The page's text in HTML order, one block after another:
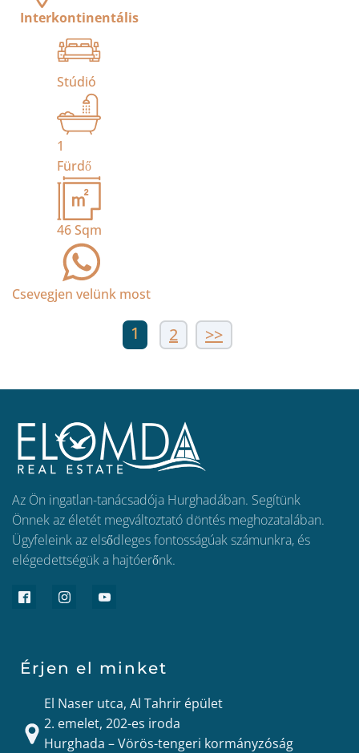
Interkontinentális
Stúdió
1
Fürdő
46Sqm
Csevegjen velünk most
1 2 >>
Az Ön ingatlan-tanácsadója Hurghadában. Segítünk
Önnek az életét megváltoztató döntés meghozatalában.
Ügyfeleink az elsődleges fontosságúak számunkra, és
elégedettségük a hajtóerőnk.
Érjen el minket
El Naser utca, Al Tahrir épület
2. emelet, 202-es iroda
Hurghada – Vörös-tengeri kormányzóság